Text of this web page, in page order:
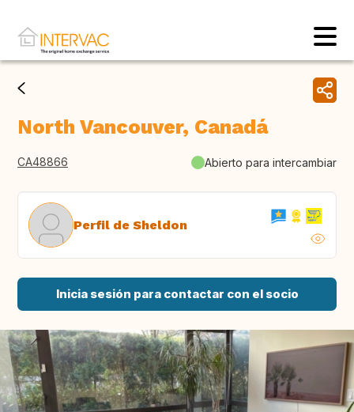
North Vancouver, Canadá
CA48866 Abierto para intercambiar
Perfil de Sheldon
Inicia sesión para contactar con el socio